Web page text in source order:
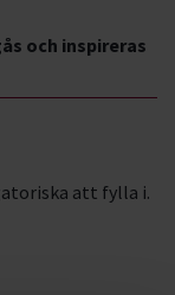
och inspireras
att fylla i.